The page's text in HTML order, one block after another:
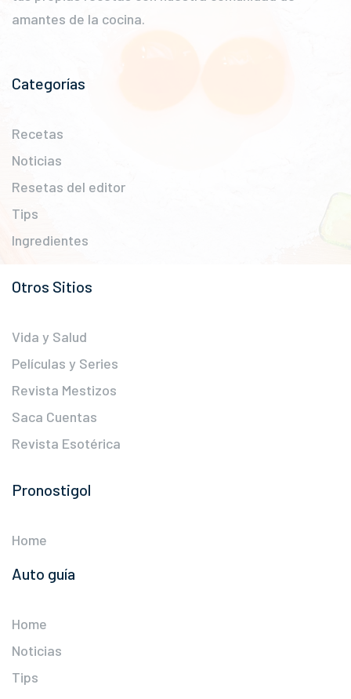
amantes de la cocina.
Categorías
Recetas
Noticias
Resetas del editor
Tips
Ingredientes
Otros Sitios
Vida y Salud
Películas y Series
Revista Mestizos
Saca Cuentas
Revista Esotérica
Pronostigol
Home
Auto guía
Home
Noticias
Tips